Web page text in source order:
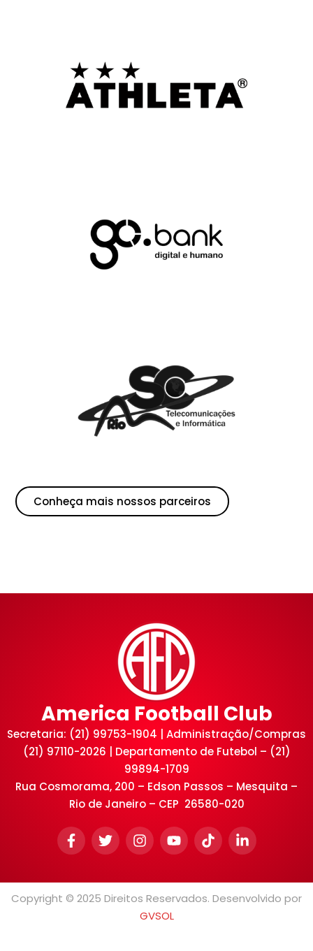
Conheça mais nossos parceiros
America Football Club
Secretaria: (21) 99753-1904 | Administração/Compras
(21) 97110-2026 | Departamento de Futebol – (21)
99894-1709
Rua Cosmorama, 200 – Edson Passos – Mesquita –
Rio de Janeiro – CEP 26580-020
Copyright © 2025 Direitos Reservados. Desenvolvido por
GVSOL